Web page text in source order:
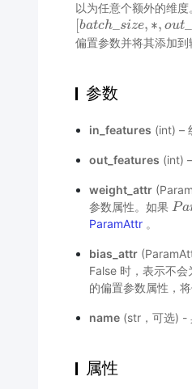
以为任意个额外的维
[batch_size, ∗, out_
batch_ ize,∗ ,out_fe
偏置参数并将其添加到
参数
in_features (int) –
out_features (int)
weight_attr
参数属性。如果 Pa
Par
ParamAttr。
bias_attr
False 时，表示不
的偏置参数属性，
name(str，可选) -
属性